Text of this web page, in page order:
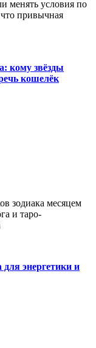
менять условия по
что привычная
кому звёзды
кошелёк
зодиака месяцем
и таро-
энергетики и